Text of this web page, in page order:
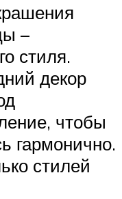
–
стиля.
декор
чтобы
гармонично.
стилей